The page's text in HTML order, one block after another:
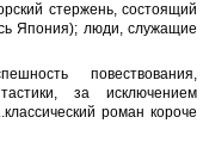
стержень, состоящий
Япония); люди, служащие
повествования,
за исключением
роман короче